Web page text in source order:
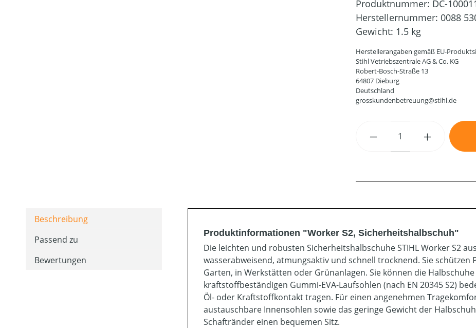
Produktnummer: DC-
Herstellernummer: 0088
Gewicht: 1.5 kg
Herstellerangaben gemäß EU-
Stihl Vetriebszentrale AG & Co. KG
Robert-Bosch-Straße 13
64807 Dieburg
Deutschland
grosskundenbetreuung@stihl.de
Produkt Anzahl:
Beschreibung
Passend zu
Bewertungen
Produktinformationen "Worker S2, Sicherheitshalbschuh"
Die leichten und robusten Sicherheitshalbschuhe STIHL Worker S2
wasserabweisend, atmungsaktiv und schnell trocknend. Sie
Garten, in Werkstätten oder Grünanlagen. Sie können die
kraftstoffbeständigen Gummi-EVA-Laufsohlen (nach EN 20345 S2)
Öl- oder Kraftstoffkontakt tragen. Für einen angenehmen
austauschbare Innensohlen sowie das geringe Gewicht der
Schaftränder einen bequemen Sitz.